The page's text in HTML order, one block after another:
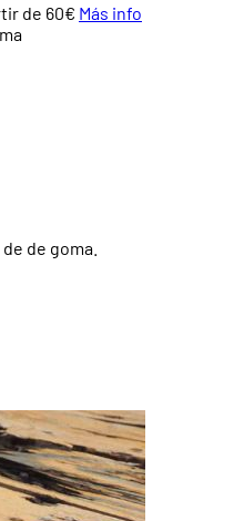
de 60€ Más info
de goma.